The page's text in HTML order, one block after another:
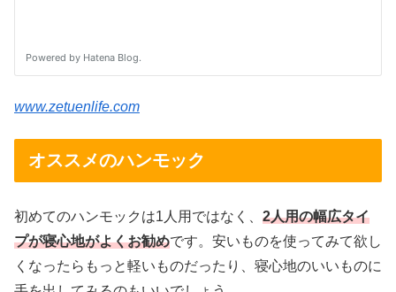
www.zetuenlife.com
オススメのハンモック
初めてのハンモックは1人用ではなく、 2人用の幅広タイ
プが寝心地がよくお勧めです。安いものを使ってみて欲し
くなったらもっと軽いものだったり、寝心地のいいものに